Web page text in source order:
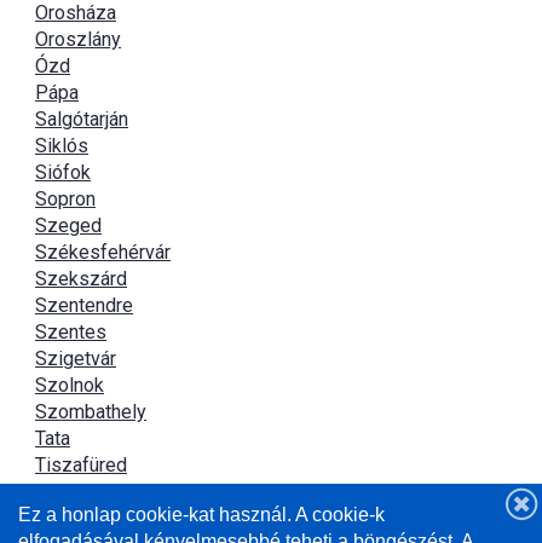
Orosháza
Oroszlány
Ózd
Pápa
Salgótarján
Siklós
Siófok
Sopron
Szeged
Székesfehérvár
Szekszárd
Szentendre
Szentes
Szigetvár
Szolnok
Szombathely
Tata
Tiszafüred
Újszász
Ez a honlap cookie-kat használ. A cookie-k